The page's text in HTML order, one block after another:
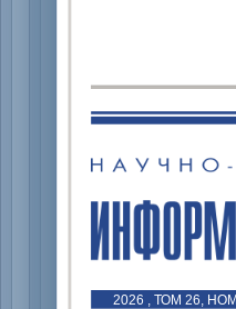
2026 , ТОМ 26,